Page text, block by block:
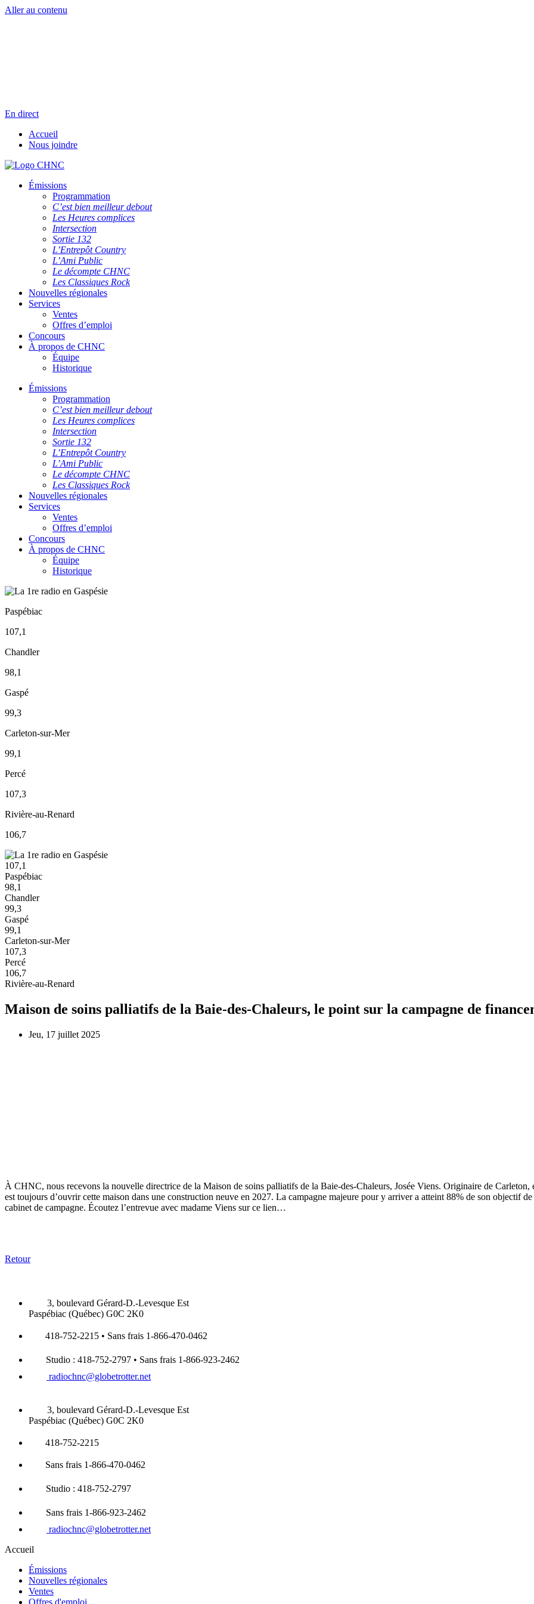
Aller au contenu
En direct
Accueil
Nous joindre
Émissions
Programmation
C’est bien meilleur debout
Les Heures complices
Intersection
Sortie 132
L’Entrepôt Country
L’Ami Public
Le décompte CHNC
Les Classiques Rock
Nouvelles régionales
Services
Ventes
Offres d’emploi
Concours
À propos de CHNC
Équipe
Historique
Émissions
Programmation
C’est bien meilleur debout
Les Heures complices
Intersection
Sortie 132
L’Entrepôt Country
L’Ami Public
Le décompte CHNC
Les Classiques Rock
Nouvelles régionales
Services
Ventes
Offres d’emploi
Concours
À propos de CHNC
Équipe
Historique
Paspébiac
107,1
Chandler
98,1
Gaspé
99,3
Carleton-sur-Mer
99,1
Percé
107,3
Rivière-au-Renard
106,7
107,1
Paspébiac
98,1
Chandler
99,3
Gaspé
99,1
Carleton-sur-Mer
107,3
Percé
106,7
Rivière-au-Renard
Maison de soins palliatifs de la Baie-des-Chaleurs, le point sur la campagne de
Jeu, 17 juillet 2025
À CHNC, nous recevons la nouvelle directrice de la Maison de soins palliatifs de la Baie-des-Chaleurs, Josée Viens. Originaire de
est toujours d’ouvrir cette maison dans une construction neuve en 2027. La campagne majeure pour y arriver a atteint 88% de son objectif
cabinet de campagne. Écoutez l’entrevue avec madame Viens sur ce lien…
Retour
3, boulevard Gérard-D.-Levesque Est
Paspébiac (Québec) G0C 2K0
418-752-2215 • Sans frais 1-866-470-0462
Studio : 418-752-2797 • Sans frais 1-866-923-2462
radiochnc@globetrotter.net
3, boulevard Gérard-D.-Levesque Est
Paspébiac (Québec) G0C 2K0
418-752-2215
Sans frais 1-866-470-0462
Studio : 418-752-2797
Sans frais 1-866-923-2462
radiochnc@globetrotter.net
Accueil
Émissions
Nouvelles régionales
Ventes
Offres d'emploi